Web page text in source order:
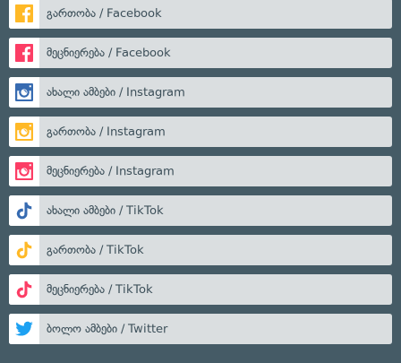
გართობა / Facebook
მეცნიერება / Facebook
ახალი ამბები / Instagram
გართობა / Instagram
მეცნიერება / Instagram
ახალი ამბები / TikTok
გართობა / TikTok
მეცნიერება / TikTok
ბოლო ამბები / Twitter